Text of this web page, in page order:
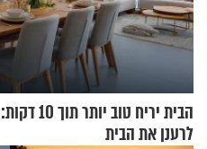
הבית
לרענן את הבית